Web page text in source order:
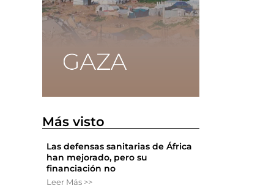
Más visto
Las defensas sanitarias de África
han mejorado, pero su
financiación no
Leer Más >>